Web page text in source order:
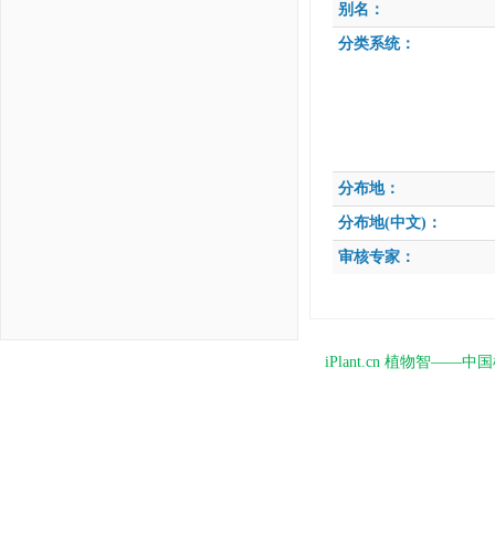
别名：
分类系统：
分布地：
分布地(中文)：
审核专家：
iPlant.cn 植物智——中国